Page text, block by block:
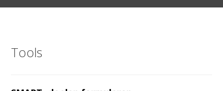
Tools